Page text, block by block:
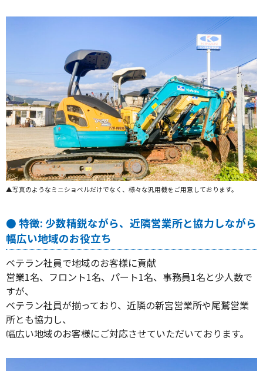
▲写真のようなミニショベルだけでなく、様々な汎用機をご用意しております。
● 特徴: 少数精鋭ながら、近隣営業所と協力しながら
幅広い地域のお役立ち
ベテラン社員で地域のお客様に貢献
営業1名、フロント1名、パート1名、事務員1名と少人数で
すが、
ベテラン社員が揃っており、近隣の新宮営業所や尾鷲営業
所とも協力し、
幅広い地域のお客様にご対応させていただいております。